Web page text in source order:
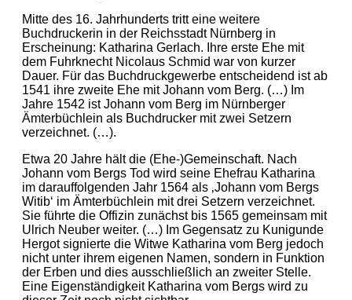
Mitte des 16. Jahrhunderts tritt eine weitere
Buchdruckerin in der Reichsstadt Nürnberg in
Erscheinung: Katharina Gerlach. Ihre erste Ehe mit
dem Fuhrknecht Nicolaus Schmid war von kurzer
Dauer. Für das Buchdruckgewerbe entscheidend ist ab
1541 ihre zweite Ehe mit Johann vom Berg. (…) Im
Jahre 1542 ist Johann vom Berg im Nürnberger
Ämterbüchlein als Buchdrucker mit zwei Setzern
verzeichnet. (…).
Etwa 20 Jahre hält die (Ehe-)Gemeinschaft. Nach
Johann vom Bergs Tod wird seine Ehefrau Katharina
im darauffolgenden Jahr 1564 als ‚Johann vom Bergs
Witib‘ im Ämterbüchlein mit drei Setzern verzeichnet.
Sie führte die Offizin zunächst bis 1565 gemeinsam mit
Ulrich Neuber weiter. (…) Im Gegensatz zu Kunigunde
Hergot signierte die Witwe Katharina vom Berg jedoch
nicht unter ihrem eigenen Namen, sondern in Funktion
der Erben und dies ausschließlich an zweiter Stelle.
Eine Eigenständigkeit Katharina vom Bergs wird zu